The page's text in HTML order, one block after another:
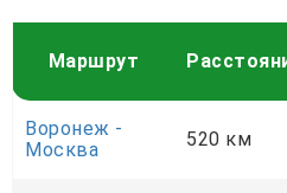
Маршрут
Воронеж -
Москва
520 км